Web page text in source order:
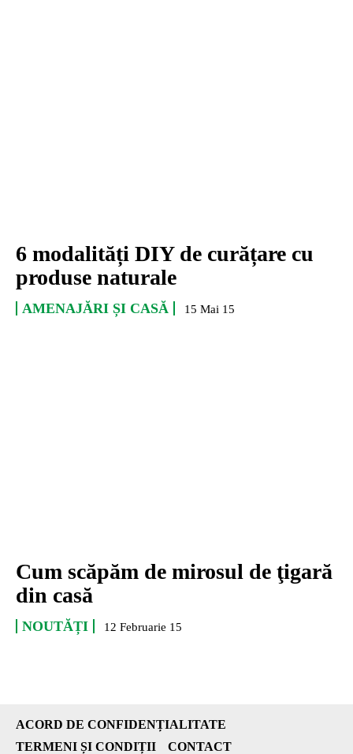
6 modalități DIY de curățare cu
produse naturale
AMENAJĂRI ȘI CASĂ 15 Mai 15
Cum scăpăm de mirosul de ţigară
din casă
NOUTĂȚI 12 Februarie 15
ACORD DE CONFIDENȚIALITATE
TERMENI ȘI CONDIȚII
CONTACT